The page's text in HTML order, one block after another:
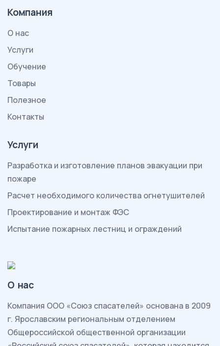
Компания
О нас
Услуги
Обучение
Товары
Полезное
Контакты
Услуги
Разработка и изготовление планов эвакуации при
пожаре
Расчет необходимого количества огнетушителей
Проектирование и монтаж ФЭС
Испытание пожарных лестниц и ограждений
О нас
Компания ООО «Союз спасателей» основана в 2009
г. Ярославским региональным отделением
Общероссийской общественной организации